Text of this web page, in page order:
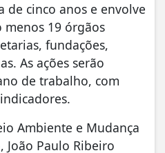
de cinco anos e envolve
19 órgãos
fundações,
As ações serão
de trabalho, com
Ambiente e Mudança
João Paulo Ribeiro